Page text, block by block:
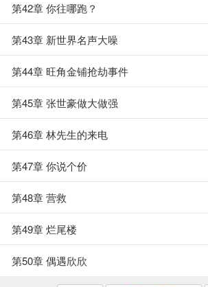
第42章 你往哪跑？
第43章 新世界名声大噪
第44章 旺角金铺抢劫事件
第45章 张世豪做大做强
第46章 林先生的来电
第47章 你说个价
第48章 营救
第49章 烂尾楼
第50章 偶遇欣欣